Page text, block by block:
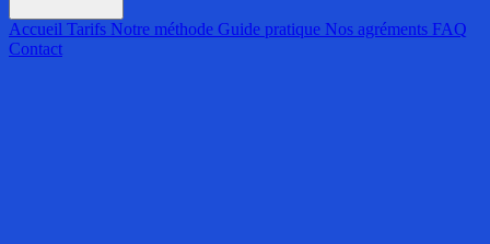
Accueil Tarifs Notre méthode Guide pratique Nos agréments FAQ
Contact
Accueil